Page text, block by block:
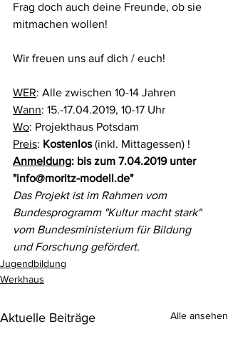
Frag doch auch deine Freunde, ob sie
mitmachen wollen!
Wir freuen uns auf dich / euch!
WER: Alle zwischen 10-14 Jahren
Wann: 15.-17.04.2019, 10-17 Uhr
Wo: Projekthaus Potsdam
Preis: Kostenlos (inkl. Mittagessen) !
Anmeldung: bis zum 7.04.2019 unter
"info@moritz-modell.de"
Das Projekt ist im Rahmen vom
Bundesprogramm "Kultur macht stark"
vom Bundesministerium für Bildung
und Forschung gefördert.
Jugendbildung
Werkhaus
Aktuelle Beiträge Alle ansehen